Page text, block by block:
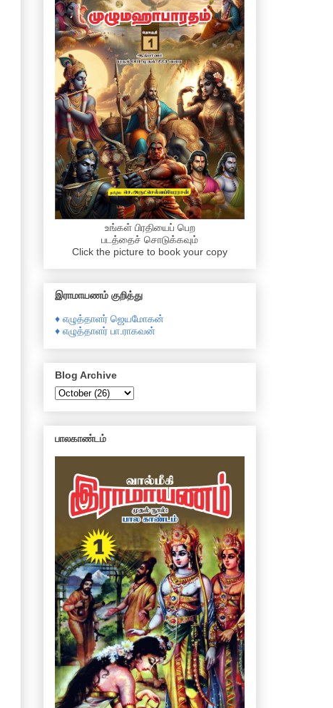
உங்கள் பிரதியைப் பெற
படத்தைச் சொடுக்கவும்
Click the picture to book your copy
இராமாயணம் குறித்து
♦ எழுத்தாளர் ஜெயமோகன்
♦ எழுத்தாளர் பா.ராகவன்
Blog Archive
பாலகாண்டம்